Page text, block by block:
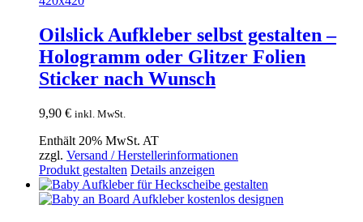
Oilslick Aufkleber selbst gestalten –
Hologramm oder Glitzer Folien
Sticker nach Wunsch
9,90 € inkl. MwSt.
Enthält 20% MwSt. AT
zzgl. Versand / Herstellerinformationen
Produkt gestalten Details anzeigen